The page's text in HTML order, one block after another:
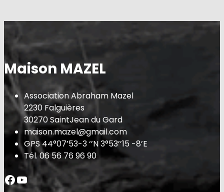
Maison MAZEL
Association Abraham Mazel
2230 Falguières
30270 SaintJean du Gard
maison.mazel@gmail.com
GPS 44°07’53-3 ‘’N 3°53’’15 -8’E
Tél. 06 56 76 96 90
Facebook YouTube